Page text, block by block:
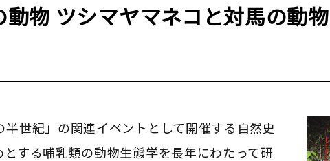
物 ツシマヤマネコと対馬の動
世紀」の関連イベントとして開催する自然史
する哺乳類の動物生態学を長年にわたって研